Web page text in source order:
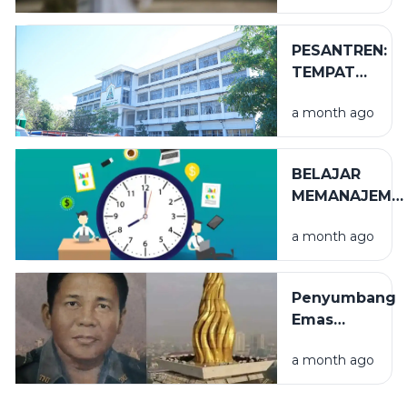
PESANTREN:
TEMPAT
YANG TAK
TERLIHAT
a month ago
BELAJAR
a month ago
Penyumbang
Emas
Puncak
Monumen
a month ago